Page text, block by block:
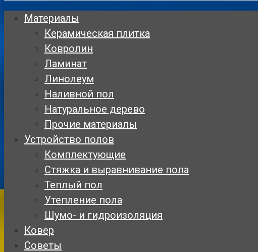
Материалы
Керамическая плитка
Ковролин
Ламинат
Линолеум
Наливной пол
Натуральное дерево
Прочие материалы
Устройство полов
Комплектующие
Стяжка и выравнивание пола
Теплый пол
Утепление пола
Шумо- и гидроизоляция
Ковер
Советы